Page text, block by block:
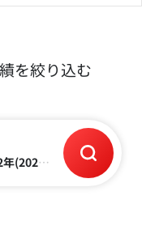
を絞り込む
年(2020) ・走行距離